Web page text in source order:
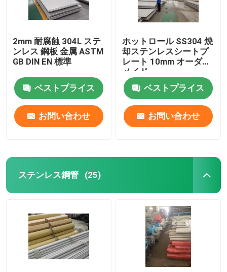
2mm 耐腐蝕 304L ステ
ンレス 鋼板 金属 ASTM
GB DIN EN 標準
ベストプライス
お問い合わせ
ホットロール SS304 焼
却ステンレスシートプ
レート 10mm オーダー
メイド
ベストプライス
お問い合わせ
ステンレス鋼管 (25)